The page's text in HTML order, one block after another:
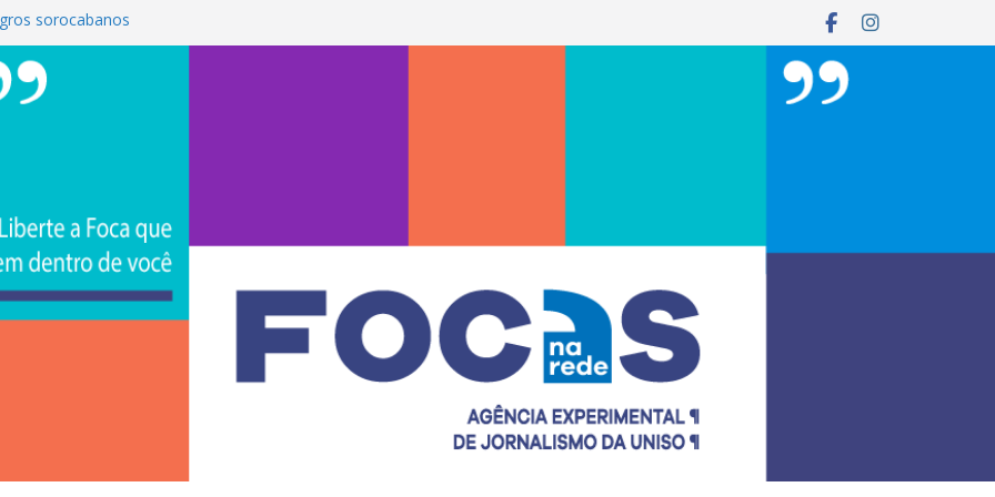
sorocabanos
artista do #ConviteMPB do
2026 promove integração, ciência e